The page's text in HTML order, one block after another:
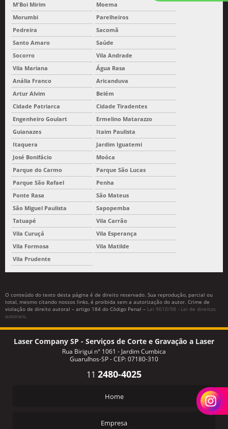
M'Boi Mirim
Moema
Morumbi
Parelheiros
Pedreira
Sacomã
Santo Amaro
Saúde
Socorro
Vila Andrade
Vila Mariana
Água Rasa
Anália Franco
Aricanduva
Artur Alvim
Belém
Cidade Patriarca
Cidade Tiradentes
Engenheiro Goulart
Ermelino Matarazzo
Guianazes
Itaim Paulista
Itaquera
Jardim Iguatemi
José Bonifácio
Moóca
Parque do Carmo
Parque São Lucas
Parque São Rafael
Penha
Ponte Rasa
São Mateus
São Miguel Paulista
Sapopemba
Tatuapé
Vila Carrão
Vila Curuçá
Vila Esperança
Vila Formosa
Vila Matilde
Vila Prudente
O conteúdo do texto desta página é de direito reservado. Sua reprodução, parcial ou
total, mesmo citando nossos links, é proibida sem a autorização do autor. Crime de
violação de direito autoral – artigo 184 do Código Penal – Lei 9610/98 - Lei de direitos
autorais.
Laser Company SP - Serviços de Corte e Gravação a Laser
Rua Birigui n° 1061 - Jardim Cumbica
Guarulhos-SP - CEP: 07180-310
11 2480-4025
Home
Empresa